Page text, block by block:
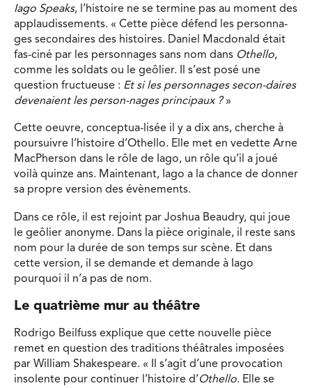
Iago Speaks, l’histoire ne se termine pas au moment des
applaudissements. « Cette pièce défend les personna-
ges secondaires des histoires. Daniel Macdonald était
fas-ciné par les personnages sans nom dans Othello,
comme les soldats ou le geôlier. Il s’est posé une
question fructueuse : Et si les personnages secon-daires
devenaient les person-nages principaux ?»
Cette oeuvre, conceptua-lisée il y a dix ans, cherche à
poursuivre l’histoire d’Othello. Elle met en vedette Arne
MacPherson dans le rôle de Iago, un rôle qu’il a joué
voilà quinze ans. Maintenant, Iago a la chance de donner
sa propre version des évènements.
Dans ce rôle, il est rejoint par Joshua Beaudry, qui joue
le geôlier anonyme. Dans la pièce originale, il reste sans
nom pour la durée de son temps sur scène. Et dans
cette version, il se demande et demande à Iago
pourquoi il n’a pas de nom.
Le quatrième mur au théâtre
Rodrigo Beilfuss explique que cette nouvelle pièce
remet en question des traditions théâtrales imposées
par William Shakespeare. « Il s’agit d’une provocation
insolente pour continuer l’histoire d’Othello. Elle se